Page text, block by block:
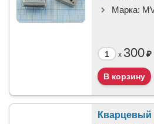
Марка:
x 300₽
Кварцевый